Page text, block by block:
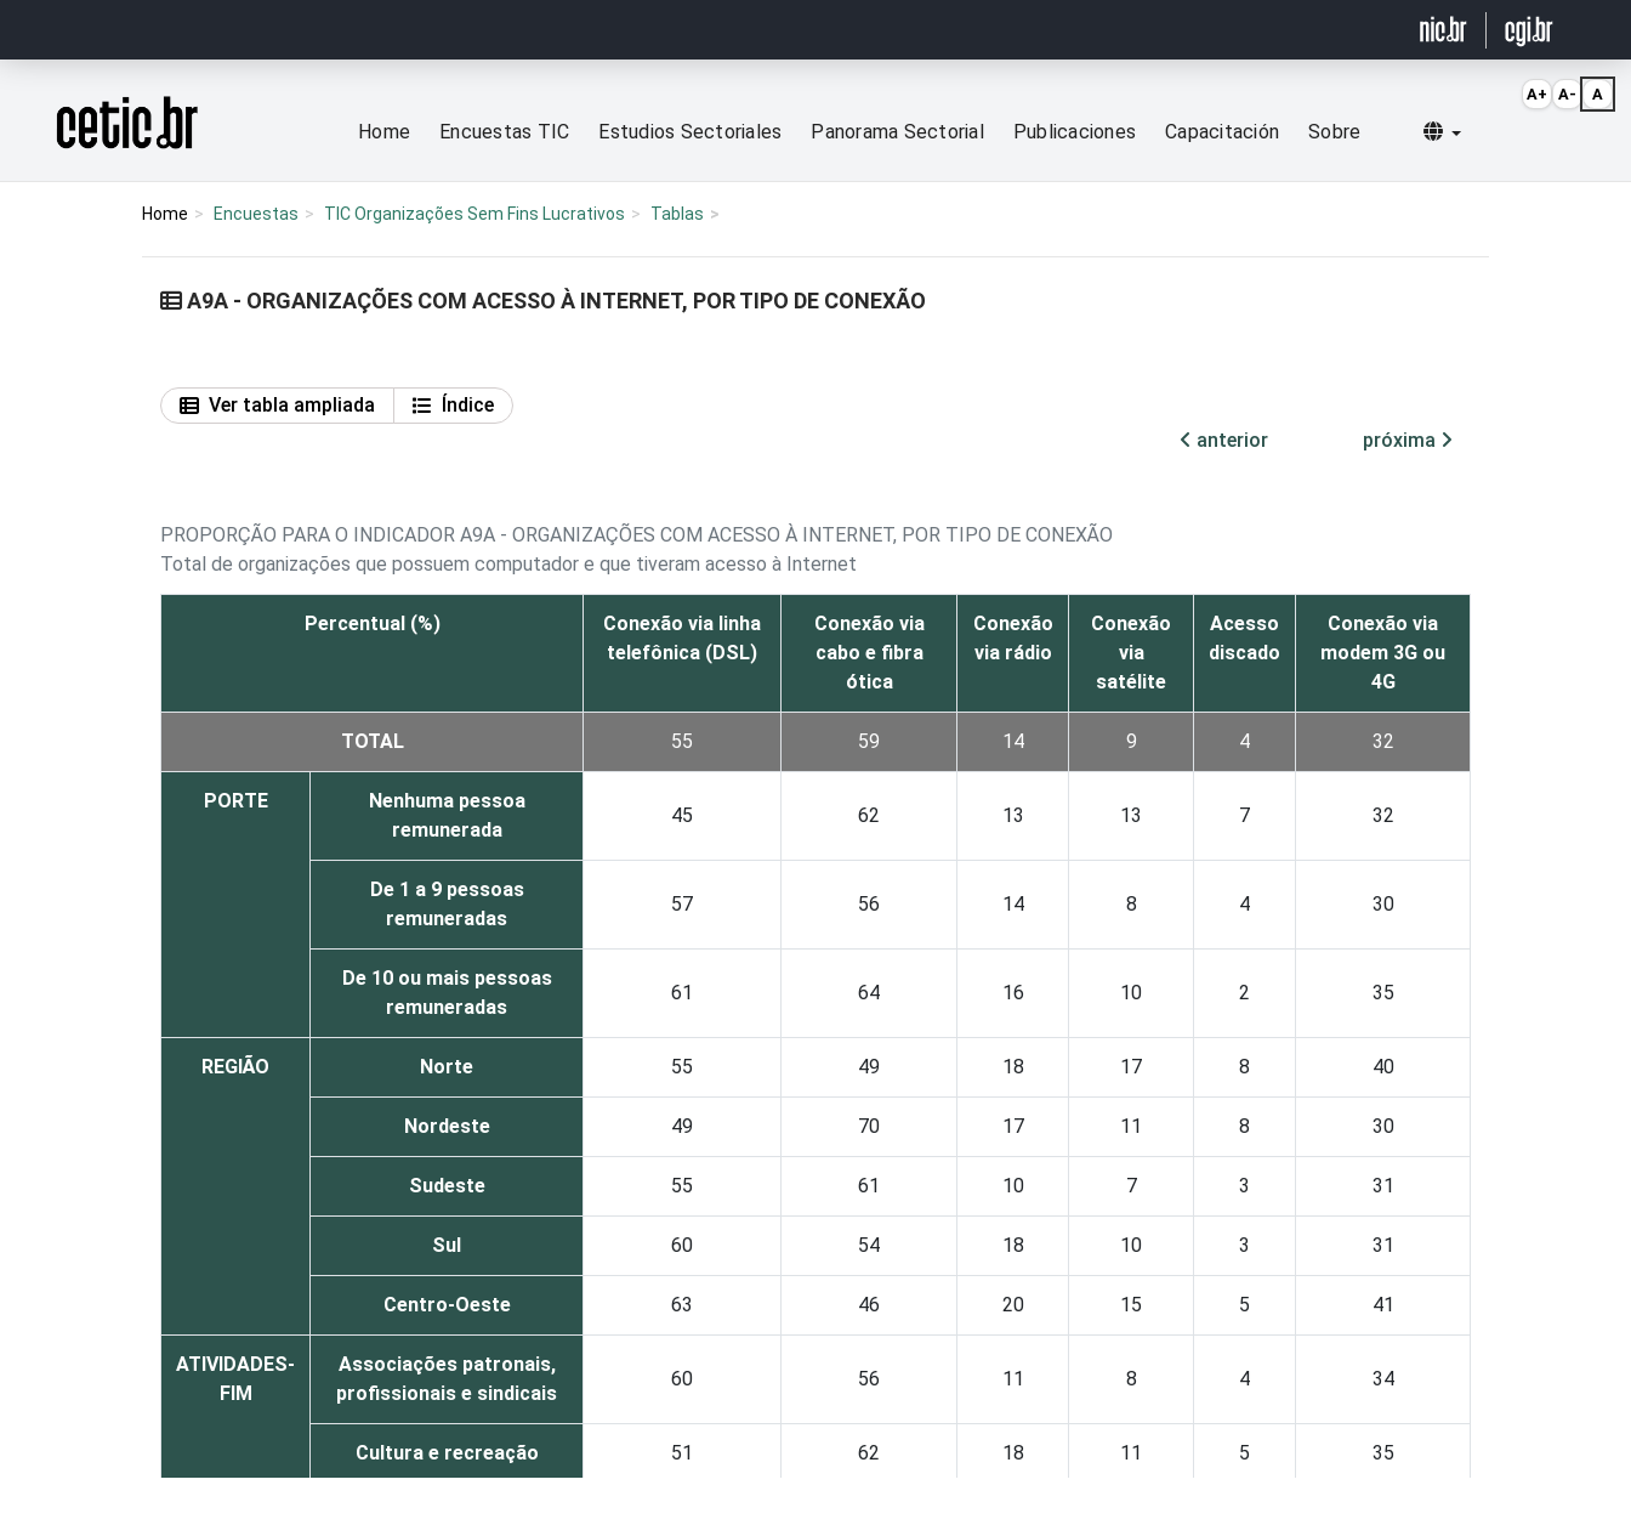
Página inicial
Home Encuestas TIC Estudios Sectoriales Panorama Sectorial Publicaciones Capacitación Sobre Selecionar idioma
Home Encuestas TIC Organizações Sem Fins Lucrativos Tablas
A9A - ORGANIZAÇÕES COM ACESSO À INTERNET, POR TIPO DE CONEXÃO
Ver tabla ampliada
Índice
anterior
próxima
PROPORÇÃO PARA O INDICADOR A9A - ORGANIZAÇÕES COM ACESSO À INTERNET, POR TIPO DE CONEXÃO
Total de organizações que possuem computador e que tiveram acesso à Internet
Percentual (%)
Conexão via linha
telefônica (DSL)
Conexão via
cabo e fibra
ótica
Conexão
via rádio
Conexão
via
satélite
Acesso
discado
Conexão via
modem 3G ou
4G
TOTAL 55 59 14 9 4 32
PORTE
Nenhuma pessoa
remunerada
45 62 13 13 7 32
De 1 a 9 pessoas
remuneradas
57 56 14 8 4 30
De 10 ou mais pessoas
remuneradas
61 64 16 10 2 35
REGIÃO Norte 55 49 18 17 8 40
Nordeste 49 70 17 11 8 30
Sudeste 55 61 10 7 3 31
Sul 60 54 18 10 3 31
Centro-Oeste 63 46 20 15 5 41
ATIVIDADES-
FIM
Associações patronais,
profissionais e sindicais
60 56 11 8 4 34
Cultura e recreação 51 62 18 11 5 35
A+ A- A